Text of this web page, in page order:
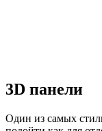
3D панели
Один из самых